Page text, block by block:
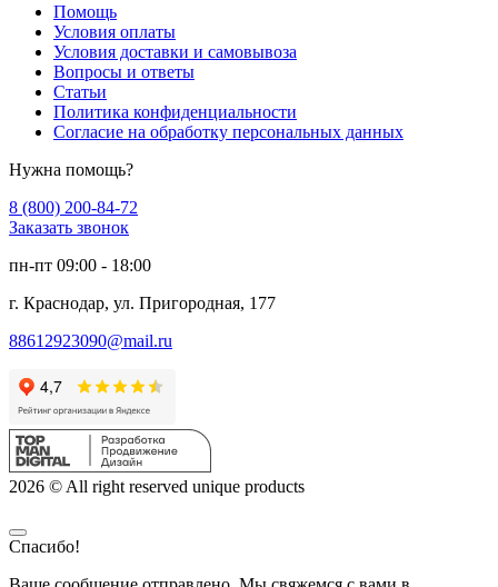
Помощь
Условия оплаты
Условия доставки и самовывоза
Вопросы и ответы
Статьи
Политика конфиденциальности
Согласие на обработку персональных данных
Нужна помощь?
8 (800) 200-84-72
Заказать звонок
пн-пт 09:00 - 18:00
г. Краснодар, ул. Пригородная, 177
88612923090@mail.ru
2026 © All right reserved unique products
Спасибо!